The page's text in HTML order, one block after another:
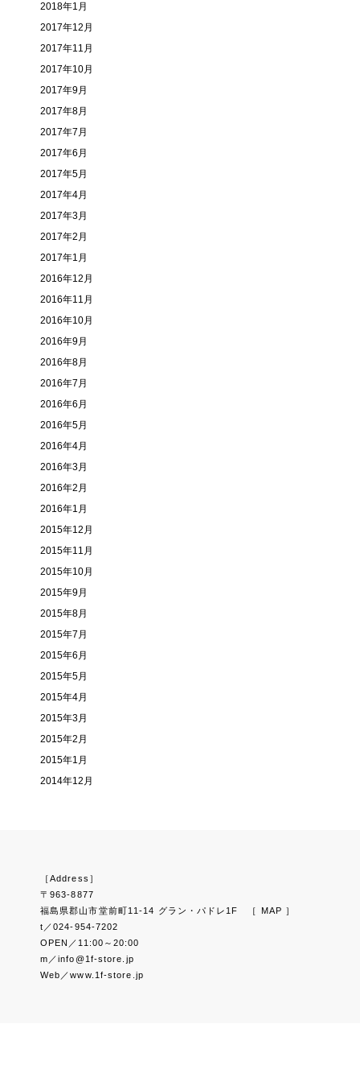
2018年1月
2017年12月
2017年11月
2017年10月
2017年9月
2017年8月
2017年7月
2017年6月
2017年5月
2017年4月
2017年3月
2017年2月
2017年1月
2016年12月
2016年11月
2016年10月
2016年9月
2016年8月
2016年7月
2016年6月
2016年5月
2016年4月
2016年3月
2016年2月
2016年1月
2015年12月
2015年11月
2015年10月
2015年9月
2015年8月
2015年7月
2015年6月
2015年5月
2015年4月
2015年3月
2015年2月
2015年1月
2014年12月
［Address］
〒963-8877
福島県郡山市堂前町11-14 グラン・パドレ1F
［ MAP ］
t／024-954-7202
OPEN／11:00～20:00
m／info@1f-store.jp
Web／www.1f-store.jp